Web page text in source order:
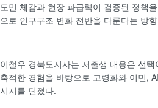
도민 체감과 현장 파급력이 검증된 정책
으로 인구구조 변화 전반을 다룬다는 방
이철우 경북도지사는 저출생 대응은 선
축적한 경험을 바탕으로 고령화와 이민,
시지를 던졌다.